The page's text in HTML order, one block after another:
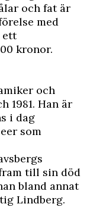
och fat är
med
ett
kronor.
och
1981. Han är
i dag
som
till sin död
bland annat
Lindberg.